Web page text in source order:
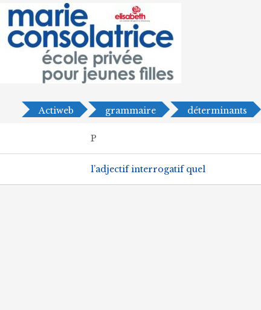
Actiweb grammaire déterminants
P
l’adjectif interrogatif quel